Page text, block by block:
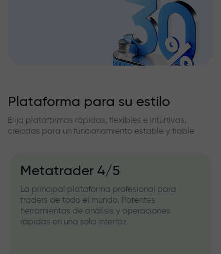
Plataforma para su estilo
Elija plataformas rápidas, flexibles e intuitivas,
creadas para un funcionamiento estable y fiable
Metatrader 4/5
La principal plataforma profesional para
traders de todo el mundo. Potentes
herramientas de análisis y operaciones
rápidas en una sola interfaz.